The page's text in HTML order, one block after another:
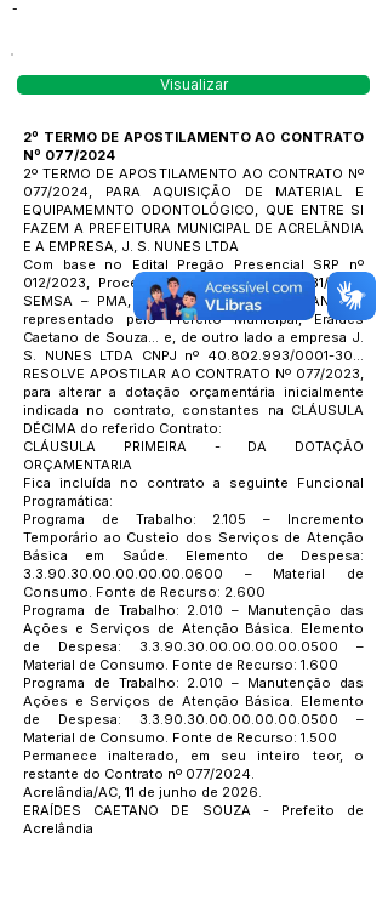
-
Visualizar
2º TERMO DE APOSTILAMENTO AO CONTRATO
Nº 077/2024
2º TERMO DE APOSTILAMENTO AO CONTRATO Nº
077/2024, PARA AQUISIÇÃO DE MATERIAL E
EQUIPAMEMNTO ODONTOLÓGICO, QUE ENTRE SI
FAZEM A PREFEITURA MUNICIPAL DE ACRELÂNDIA
E A EMPRESA, J. S. NUNES LTDA
Com base no Edital Pregão Presencial SRP nº
012/2023, Processo Administrativo nº 031/2023
SEMSA – PMA, O MUNICÍPIO DE ACRELANDIA...
representado pelo Prefeito Municipal, Eraídes
Caetano de Souza... e, de outro lado a empresa J.
S. NUNES LTDA CNPJ nº 40.802.993/0001-30...
RESOLVE APOSTILAR AO CONTRATO Nº 077/2023,
para alterar a dotação orçamentária inicialmente
indicada no contrato, constantes na CLÁUSULA
DÉCIMA do referido Contrato:
CLÁUSULA PRIMEIRA - DA DOTAÇÃO
ORÇAMENTARIA
Fica incluída no contrato a seguinte Funcional
Programática:
Programa de Trabalho: 2.105 – Incremento
Temporário ao Custeio dos Serviços de Atenção
Básica em Saúde. Elemento de Despesa:
3.3.90.30.00.00.00.00.0600 – Material de
Consumo. Fonte de Recurso: 2.600
Programa de Trabalho: 2.010 – Manutenção das
Ações e Serviços de Atenção Básica. Elemento
de Despesa: 3.3.90.30.00.00.00.00.0500 –
Material de Consumo. Fonte de Recurso: 1.600
Programa de Trabalho: 2.010 – Manutenção das
Ações e Serviços de Atenção Básica. Elemento
de Despesa: 3.3.90.30.00.00.00.00.0500 –
Material de Consumo. Fonte de Recurso: 1.500
Permanece inalterado, em seu inteiro teor, o
restante do Contrato nº 077/2024.
Acrelândia/AC, 11 de junho de 2026.
ERAÍDES CAETANO DE SOUZA - Prefeito de
Acrelândia